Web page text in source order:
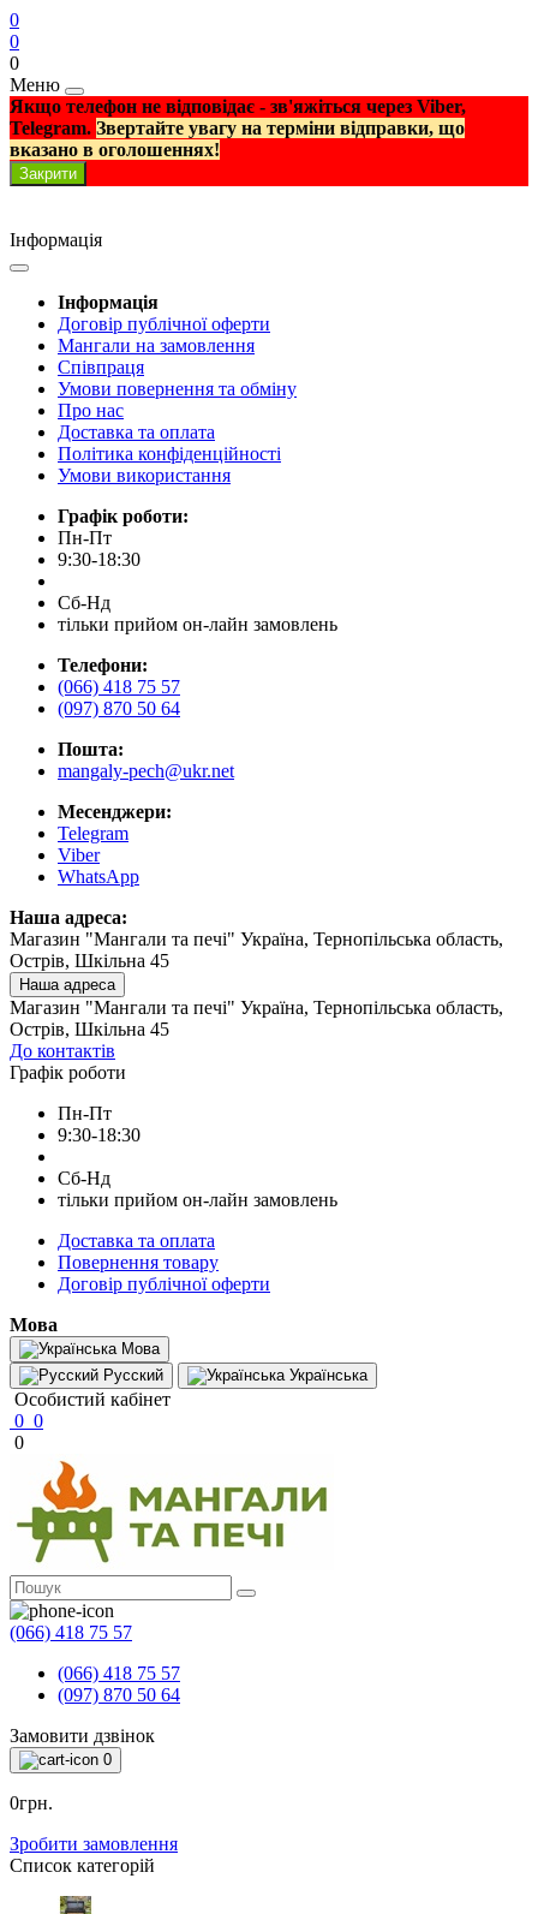
0
0
0
Меню
Якщо телефон не відповідає - зв'яжіться через Viber,
Telegram. Звертайте увагу на терміни відправки, що
вказано в оголошеннях!
Закрити
Інформація
Інформація
Договір публічної оферти
Мангали на замовлення
Співпраця
Умови повернення та обміну
Про нас
Доставка та оплата
Політика конфіденційності
Умови використання
Графік роботи:
Пн-Пт
9:30-18:30
Сб-Нд
тільки прийом он-лайн замовлень
Телефони:
(066) 418 75 57
(097) 870 50 64
Пошта:
mangaly-pech@ukr.net
Месенджери:
Telegram
Viber
WhatsApp
Наша адреса:
Магазин "Мангали та печі" Україна, Тернопільська область,
Острів, Шкільна 45
Наша адреса
Магазин "Мангали та печі" Україна, Тернопільська область,
Острів, Шкільна 45
До контактів
Графік роботи
Пн-Пт
9:30-18:30
Сб-Нд
тільки прийом он-лайн замовлень
Доставка та оплата
Повернення товару
Договір публічної оферти
Мова
Мова
Русский
Українська
Особистий кабінет
0 0
0
(066) 418 75 57
(066) 418 75 57
(097) 870 50 64
Замовити дзвінок
0
0грн.
Зробити замовлення
Список категорій